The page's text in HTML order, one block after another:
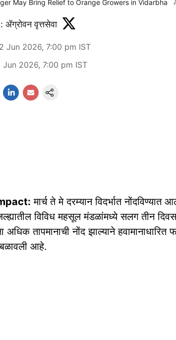
May Bring Relief to Orange Growers in Vidarbha
ॲग्रोवन वृत्तसेवा
Jun 2026, 7:00 pm IST
Jun 2026, 7:00 pm IST
मार्च ते मे दरम्यान विदर्भात
विविध महसूल मंडळांमध्ये सलग तीन
तापमानाची नोंद झाल्याने हवामानाधारित
बळावली आहे.